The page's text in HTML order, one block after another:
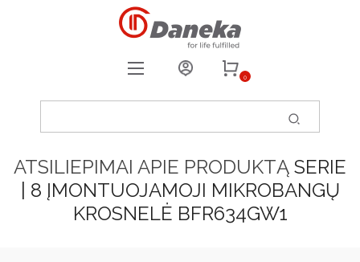
PATIKUSIOS PREKĖS 0
0
ATSILIEPIMAI APIE PRODUKTĄ SERIE
| 8 ĮMONTUOJAMOJI MIKROBANGŲ
KROSNELĖ BFR634GW1